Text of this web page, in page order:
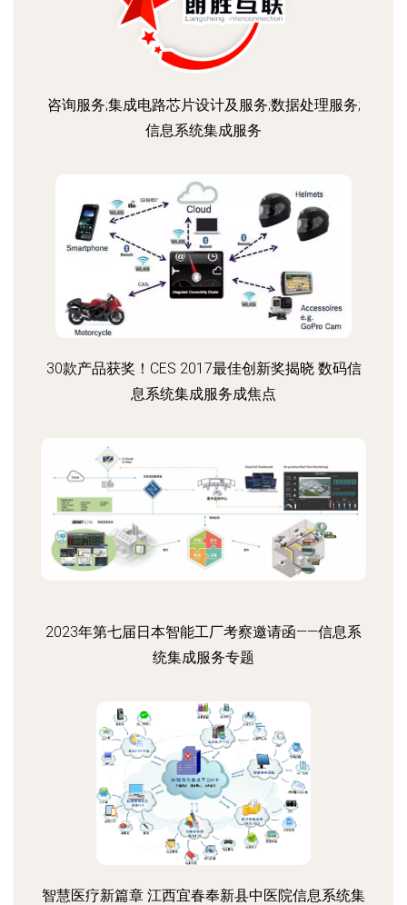
咨询服务;集成电路芯片设计及服务;数据处理服务;
信息系统集成服务
30款产品获奖！CES 2017最佳创新奖揭晓 数码信
息系统集成服务成焦点
2023年第七届日本智能工厂考察邀请函——信息系
统集成服务专题
智慧医疗新篇章 江西宜春奉新县中医院信息系统集